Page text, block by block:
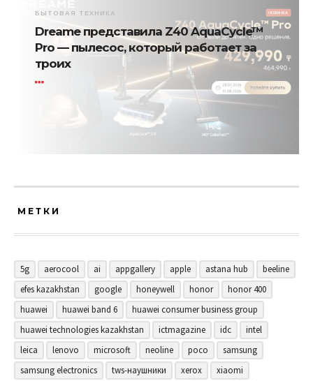
БЫТОВАЯ ТЕХНИКА
Dreame представила Z40 AquaCycle™
Pro — пылесос, который работает за
троих
МЕТКИ
5g aerocool ai appgallery apple astana hub
beeline
efes kazakhstan
google honeywell honor
honor 400
huawei
huawei band 6
huawei consumer business group
huawei technologies kazakhstan
ictmagazine idc
intel
leica
lenovo microsoft neoline poco
samsung
samsung electronics
tws-наушники xerox
xiaomi